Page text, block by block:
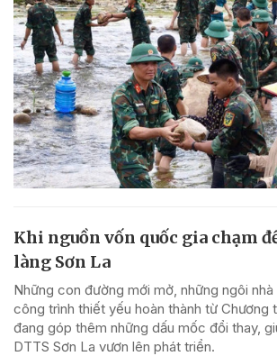
Khi nguồn vốn quốc gia chạm
làng Sơn La
Những con đường mới mở, những ngôi nhà
công trình thiết yếu hoàn thành từ Chương
đang góp thêm những dấu mốc đổi thay,
DTTS Sơn La vươn lên phát triển.